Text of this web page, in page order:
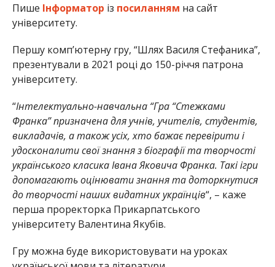
Пише Інформатор із посиланням на сайт
університету.
Першу комп’ютерну гру, “Шлях Василя Стефаника”,
презентували в 2021 році до 150-річчя патрона
університету.
“Інтелектуально-навчальна “Гра “Стежками
Франка” призначена для учнів, учителів, студентів,
викладачів, а також усіх, хто бажає перевірити і
удосконалити свої знання з біографії та творчості
українського класика Івана Яковича Франка. Такі ігри
допомагають оцінювати знання та доторкнутися
до творчості наших видатних українців“, – каже
перша проректорка Прикарпатського
університету Валентина Якубів.
Гру можна буде використовувати на уроках